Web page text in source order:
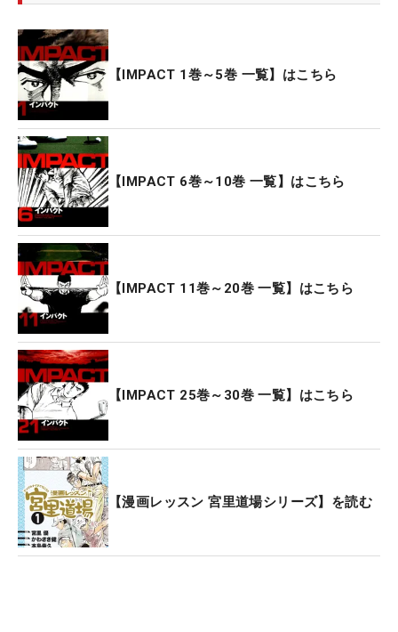
【IMPACT 1巻～5巻 一覧】はこちら
【IMPACT 6巻～10巻 一覧】はこちら
【IMPACT 11巻～20巻 一覧】はこちら
【IMPACT 25巻～30巻 一覧】はこちら
【漫画レッスン 宮里道場シリーズ】を読む